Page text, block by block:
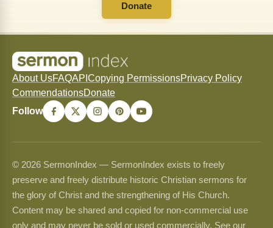
Donate
About UsFAQAPI Copying PermissionsPrivacy Policy
CommendationsDonate
Follow
© 2026 SermonIndex — SermonIndex exists to freely
preserve and freely distribute historic Christian sermons for
the glory of Christ and the strengthening of His Church.
Content may be shared and copied for non-commercial use
only and may never be sold or used commercially. See our